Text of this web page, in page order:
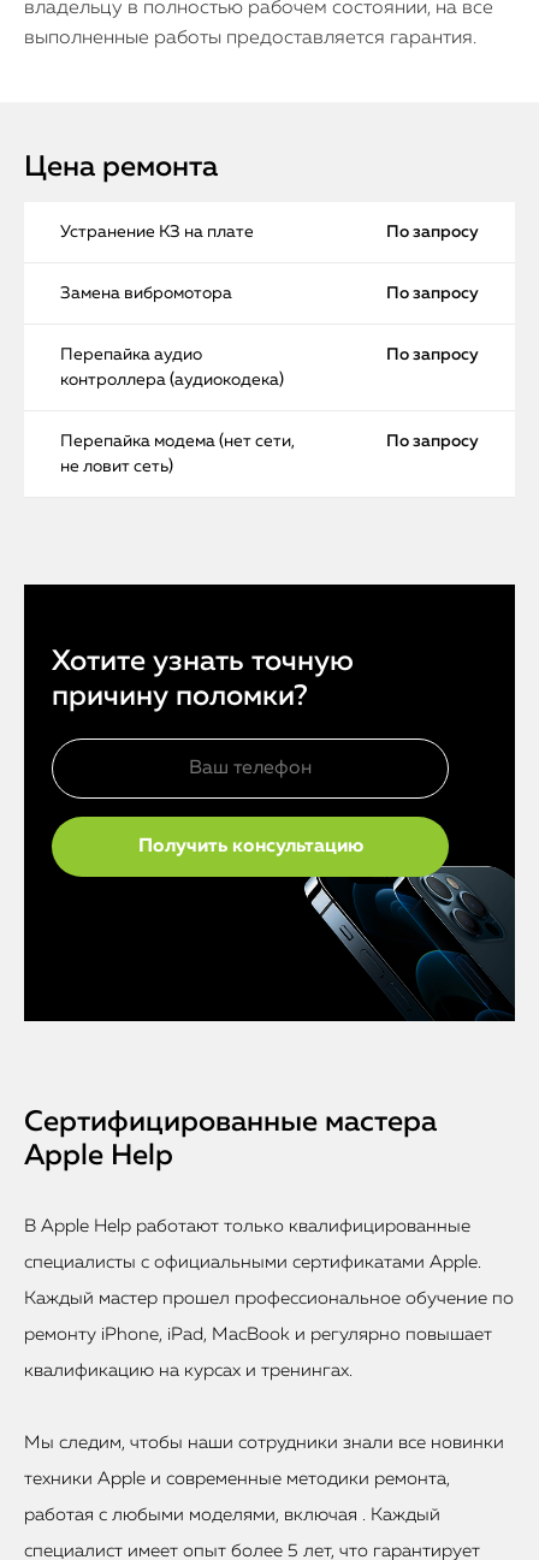
владельцу в полностью рабочем состоянии, на все
выполненные работы предоставляется гарантия.
Цена ремонта
Устранение КЗ на плате По запросу
Замена вибромотора По запросу
Перепайка аудио
контроллера (аудиокодека)
По запросу
Перепайка модема (нет сети,
не ловит сеть)
По запросу
Хотите узнать точную
причину поломки?
Сертифицированные мастера
Apple Help
В Apple Help работают только квалифицированные
специалисты с официальными сертификатами Apple.
Каждый мастер прошел профессиональное обучение по
ремонту iPhone, iPad, MacBook и регулярно повышает
квалификацию на курсах и тренингах.
Мы следим, чтобы наши сотрудники знали все новинки
техники Apple и современные методики ремонта,
работая с любыми моделями, включая . Каждый
специалист имеет опыт более 5 лет, что гарантирует